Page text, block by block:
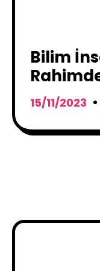
Bilim
Büyüttü
15/11/2023